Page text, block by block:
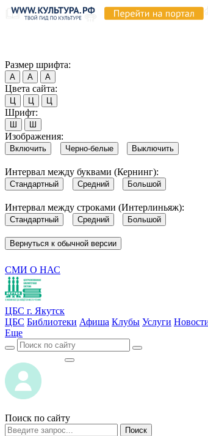
Размер шрифта:
А А А
Цвета сайта:
Ц Ц Ц
Шрифт:
Ш Ш
Изображения:
Включить Черно-белые Выключить
Интервал между буквами (Кернинг):
Стандартный Средний Большой
Интервал между строками (Интерлиньяж):
Стандартный Средний Большой
Вернуться к обычной версии
СМИ О НАС
ЦБС г. Якутск
ЦБС Библиотеки Афиша Клубы Услуги
Еще
Поиск по сайту
Поиск